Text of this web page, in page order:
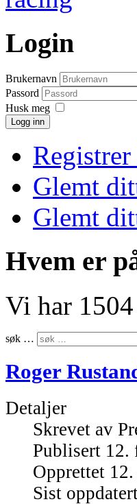
Login
Brukernavn
Passord
Husk meg
Logg inn
Glemt
Glemt
Hvem er
Vi har
søk …
Roger
Detaljer
Skrevet av
Publisert 12.
Opprettet
Sist